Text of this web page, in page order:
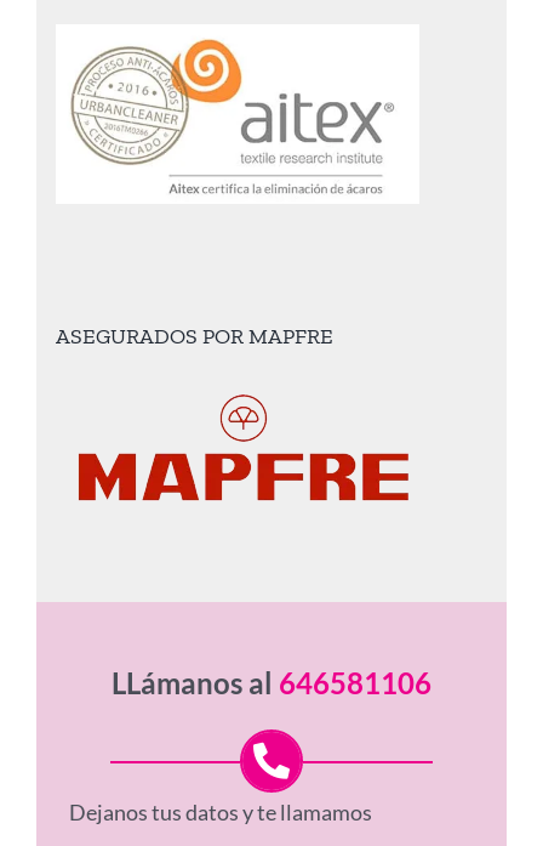
ASEGURADOS POR MAPFRE
LLámanos al 646581106
Dejanos tus datos y te llamamos